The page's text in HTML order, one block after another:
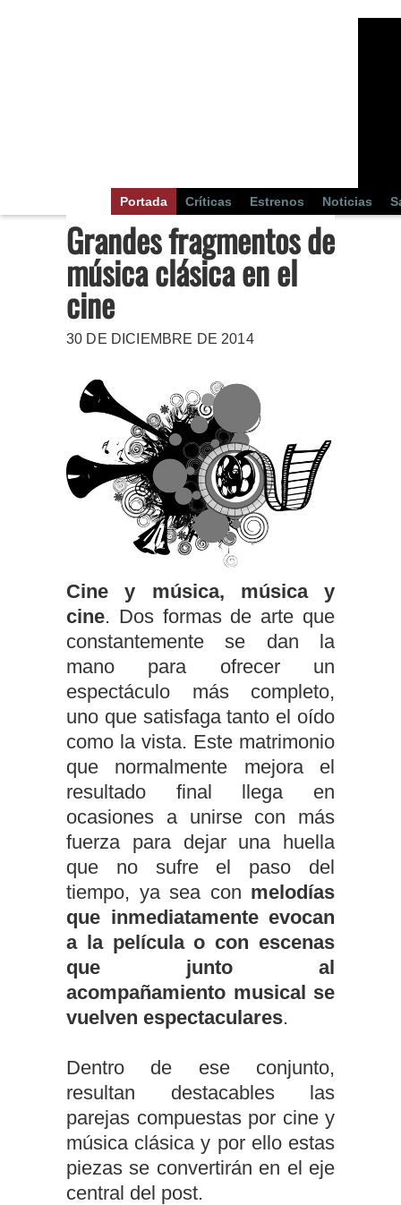
Portada Críticas Estrenos Noticias
Grandes fragmentos de
música clásica en el
cine
30 DE DICIEMBRE DE 2014
Cine y música, música y
cine. Dos formas de arte que
constantemente se dan la
mano para ofrecer un
espectáculo más completo,
uno que satisfaga tanto el oído
como la vista. Este matrimonio
que normalmente mejora el
resultado final llega en
ocasiones a unirse con más
fuerza para dejar una huella
que no sufre el paso del
tiempo, ya sea con melodías
que inmediatamente evocan
a la película o con escenas
que junto al
acompañamiento musical se
vuelven espectaculares.
Dentro de ese conjunto,
resultan destacables las
parejas compuestas por cine y
música clásica y por ello estas
piezas se convertirán en el eje
central del post.